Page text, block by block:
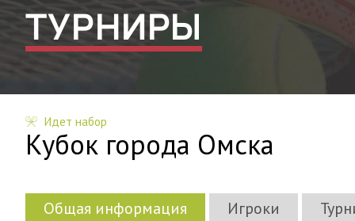
ТУРНИРЫ
Идет набор
Кубок города Омска
Общая информация Игроки